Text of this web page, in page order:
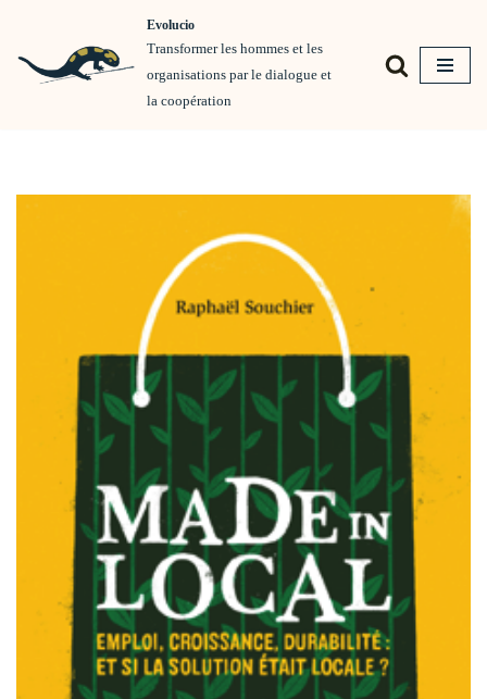
Aller
Evolucio
Transformer les hommes et les
organisations par le dialogue et
la coopération